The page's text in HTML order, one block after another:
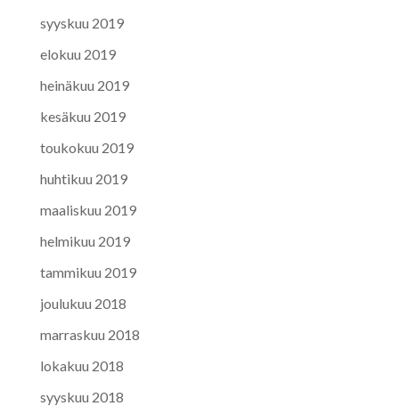
syyskuu 2019
elokuu 2019
heinäkuu 2019
kesäkuu 2019
toukokuu 2019
huhtikuu 2019
maaliskuu 2019
helmikuu 2019
tammikuu 2019
joulukuu 2018
marraskuu 2018
lokakuu 2018
syyskuu 2018